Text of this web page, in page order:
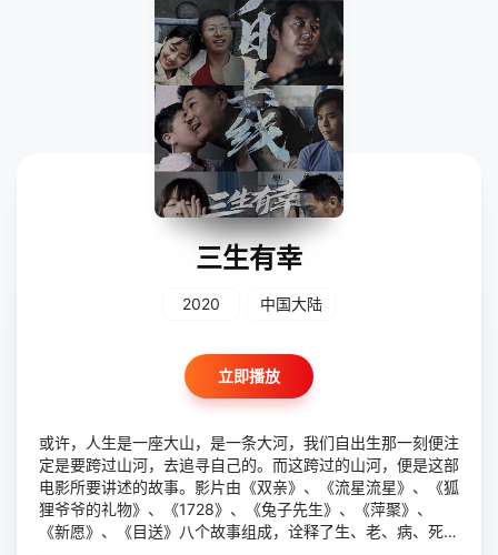
三生有幸
2020 中国大陆
立即播放
或许，人生是一座大山，是一条大河，我们自出生那一刻便注
定是要跨过山河，去追寻自己的。而这跨过的山河，便是这部
电影所要讲述的故事。影片由《双亲》、《流星流星》、《狐
狸爷爷的礼物》、《1728》、《兔子先生》、《萍聚》、
《新愿》、《目送》八个故事组成，诠释了生、老、病、死、